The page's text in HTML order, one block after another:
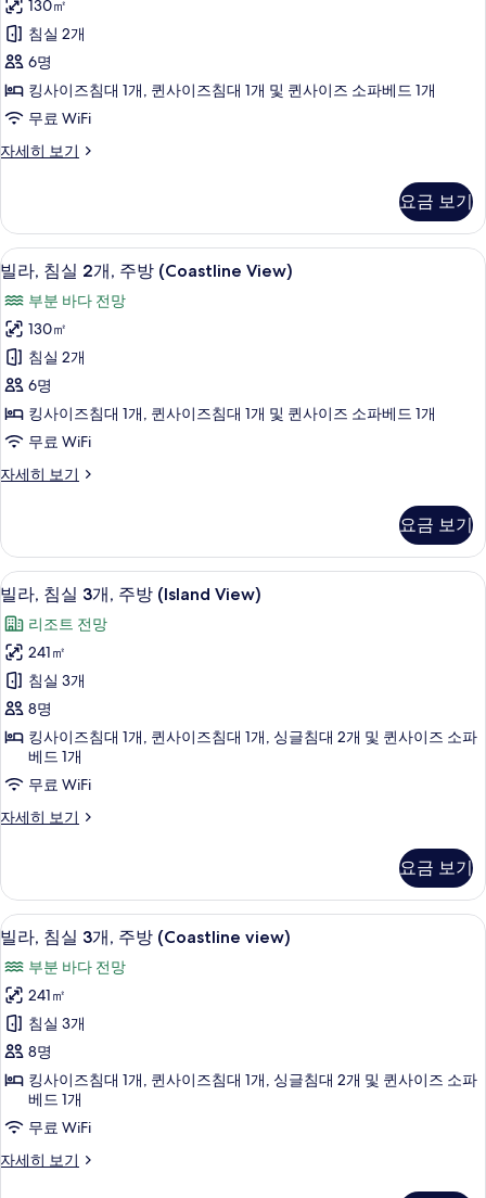
기
자
세
히
보
기
실
2
개,
주
방
(Island
진
모
두
보
기
130㎡
침실 2개
6명
킹사이즈침대 1개, 퀸사이즈침대 1개 및 퀸사이즈 소파베드 1개
무료 WiFi
자세히 보기
빌
2
개,
주
(Island
View)
자
세
히
보
기
요금 보기
빌
라,
침
실
2
개,
주
방
(Coastline
진
모
두
보
기
고급 침구, 오리/거위털 이불, 필로우
20
빌라, 침실 2개, 주방 (Coastline View)
부분 바다 전망
130㎡
침실 2개
6명
킹사이즈침대 1개, 퀸사이즈침대 1개 및 퀸사이즈 소파베드 1개
무료 WiFi
자세히 보기
빌
2
개,
주
(Coastline
View)
자
세
히
보
기
요금 보기
빌
라,
침
실
3
개,
주
방
View)
진
모
두
보
기
고급 침구, 오리/거위털 이불, 필로우
14
빌라, 침실 3개, 주방 (Island View)
리조트 전망
241㎡
침실 3개
8명
킹사이즈침대 1개, 퀸사이즈침대 1개, 싱글침대 2개 및 퀸사이즈 소파
베드 1개
무료 WiFi
자세히 보기
빌
3
개,
주
(Island
View)
자
세
히
보
기
요금 보기
빌
라,
침
실
3
개,
주
방
view)
고급 침구, 오리/거위털 이불, 필로우
15
빌라, 침실 3개, 주방 (Coastline view)
부분 바다 전망
241㎡
침실 3개
8명
킹사이즈침대 1개, 퀸사이즈침대 1개, 싱글침대 2개 및 퀸사이즈 소파
베드 1개
무료 WiFi
자세히 보기
빌